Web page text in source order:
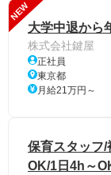
NEW
大学中退から
株式会社鍵屋
正社員
東京都
月給21万円～
保育スタッフ/
OK/1日4h～